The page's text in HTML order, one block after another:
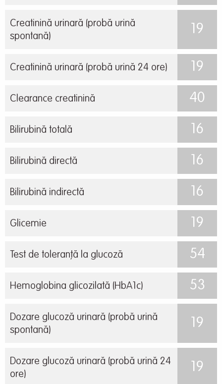
Creatinină urinară (probă urină
spontană)
19
Creatinină urinară (probă urină 24 ore) 19
Clearance creatinină 40
Bilirubină totală 16
Bilirubină directă 16
Bilirubină indirectă 16
Glicemie 19
Test de toleranță la glucoză 54
Hemoglobina glicozilată (HbA1c) 53
Dozare glucoză urinară (probă urină
spontană)
19
Dozare glucoză urinară (probă urină 24
ore)
19